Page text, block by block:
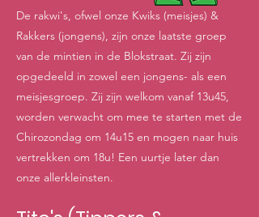
De rakwi's, ofwel onze Kwiks (meisjes) &
Rakkers (jongens), zijn onze laatste groep
van de mintien in de Blokstraat. Zij zijn
opgedeeld in zowel een jongens- als een
meisjesgroep. Zij zijn welkom vanaf 13u45,
worden verwacht om mee te starten met de
Chirozondag om 14u15 en mogen naar huis
vertrekken om 18u! Een uurtje later dan
onze allerkleinsten.